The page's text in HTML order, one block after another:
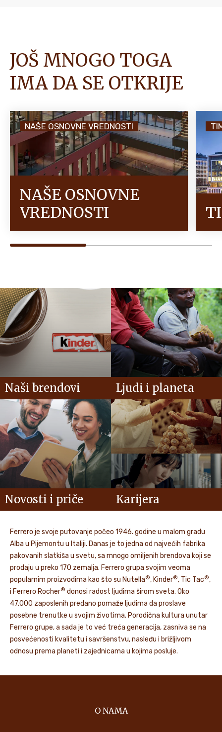
JOŠ MNOGO TOGA
IMA DA SE OTKRIJE
NAŠE OSNOVNE VREDNOSTI
NAŠE OSNOVNE
VREDNOSTI
Naši brendovi Ljudi i planeta
Novosti i priče Karijera
Ferrero je svoje putovanje počeo 1946. godine u malom gradu
Alba u Pijemontu u Italiji. Danas je to jedna od najvećih fabrika
pakovanih slatkiša u svetu, sa mnogo omiljenih brendova koji se
prodaju u preko 170 zemalja. Ferrero grupa svojim veoma
popularnim proizvodima kao što su Nutella®, Kinder®, Tic Tac®,
i Ferrero Rocher® donosi radost ljudima širom sveta. Oko
47.000 zaposlenih predano pomaže ljudima da proslave
posebne trenutke u svojim životima. Porodična kultura unutar
Ferrero grupe, a sada je to već treća generacija, zasniva se na
posvećenosti kvalitetu i savršenstvu, nasleđu i brižljivom
odnosu prema planeti i zajednicama u kojima posluje.
O NAMA